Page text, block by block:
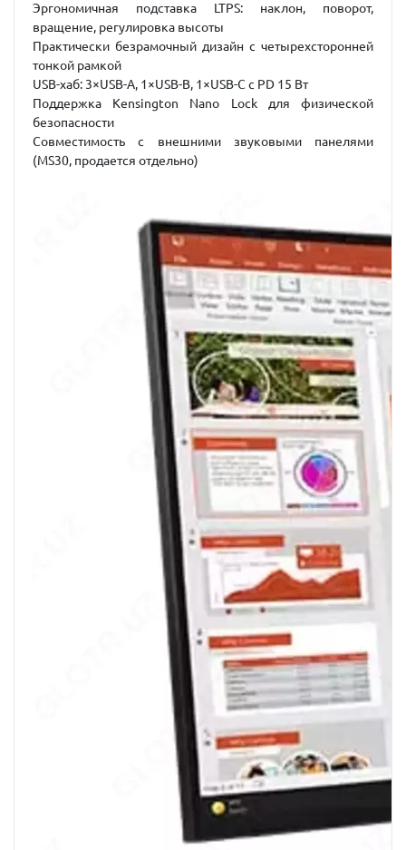
Эргономичная подставка LTPS: наклон, поворот,
вращение, регулировка высоты
Практически безрамочный дизайн с четырехсторонней
тонкой рамкой
USB-хаб: 3×USB-A, 1×USB-B, 1×USB-C с PD 15 Вт
Поддержка Kensington Nano Lock для физической
безопасности
Совместимость с внешними звуковыми панелями
(MS30, продается отдельно)